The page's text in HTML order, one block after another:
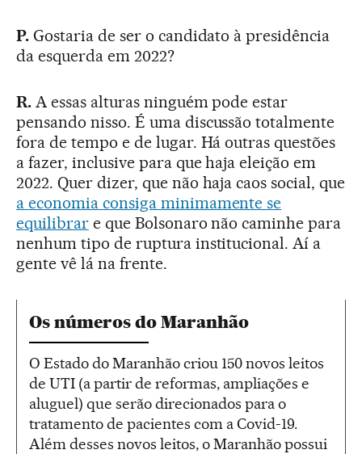
P. Gostaria de ser o candidato à presidência
da esquerda em 2022?
R. A essas alturas ninguém pode estar
pensando nisso. É uma discussão totalmente
fora de tempo e de lugar. Há outras questões
a fazer, inclusive para que haja eleição em
2022. Quer dizer, que não haja caos social, que
a economia consiga minimamente se
equilibrare que Bolsonaro não caminhe para
nenhum tipo de ruptura institucional. Aí a
gente vê lá na frente.
Os números do Maranhão
O Estado do Maranhão criou 150 novos leitos
de UTI (a partir de reformas, ampliações e
aluguel) que serão direcionados para o
tratamento de pacientes com a Covid-19.
Além desses novos leitos, o Maranhão possui